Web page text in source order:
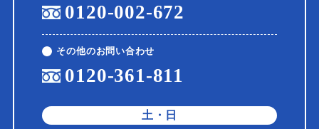
0120-002-672
その他のお問い合わせ
0120-361-811
土・日